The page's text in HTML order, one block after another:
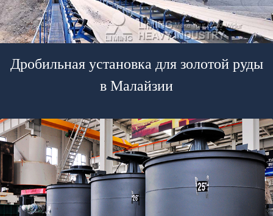
Дробильная установка для золотой руды
в Малайзии